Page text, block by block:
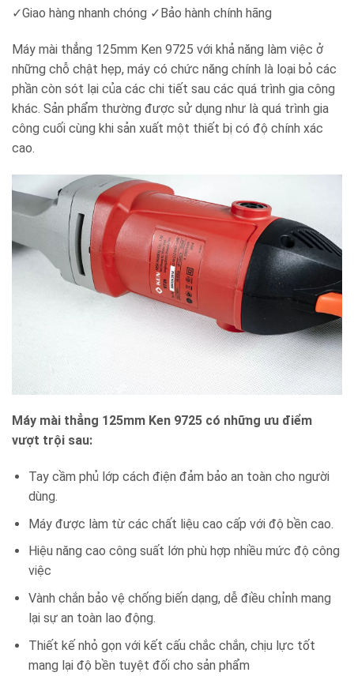
✓Giao hàng nhanh chóng ✓Bảo hành chính hãng
Máy mài thẳng 125mm Ken 9725 với khả năng làm việc ở
những chỗ chật hẹp, máy có chức năng chính là loại bỏ các
phần còn sót lại của các chi tiết sau các quá trình gia công
khác. Sản phẩm thường được sử dụng như là quá trình gia
công cuối cùng khi sản xuất một thiết bị có độ chính xác
cao.
Máy mài thẳng 125mm Ken 9725 có những ưu điểm
vượt trội sau:
Tay cầm phủ lớp cách điện đảm bảo an toàn cho người
dùng.
Máy được làm từ các chất liệu cao cấp với độ bền cao.
Hiệu năng cao công suất lớn phù hợp nhiều mức độ công
việc
Vành chắn bảo vệ chống biến dạng, dễ điều chỉnh mang
lại sự an toàn lao động.
Thiết kế nhỏ gọn với kết cấu chắc chắn, chịu lực tốt
mang lại độ bền tuyệt đối cho sản phẩm